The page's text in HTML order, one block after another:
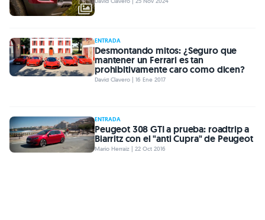
ENTRADA
Desmontando mitos: ¿Seguro que
mantener un Ferrari es tan
prohibitivamente caro como dicen?
David Clavero | 16 Ene 2017
ENTRADA
Peugeot 308 GTI a prueba: roadtrip a
Biarritz con el "anti Cupra" de Peugeot
Mario Herraiz | 22 Oct 2016